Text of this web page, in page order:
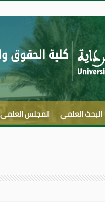
البحث العلمي المجلس العلمي